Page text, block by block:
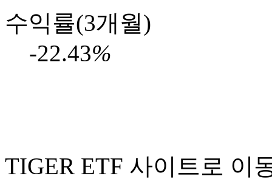
수익률(3개월)
-22.43%
TIGER ETF 사이트로 이